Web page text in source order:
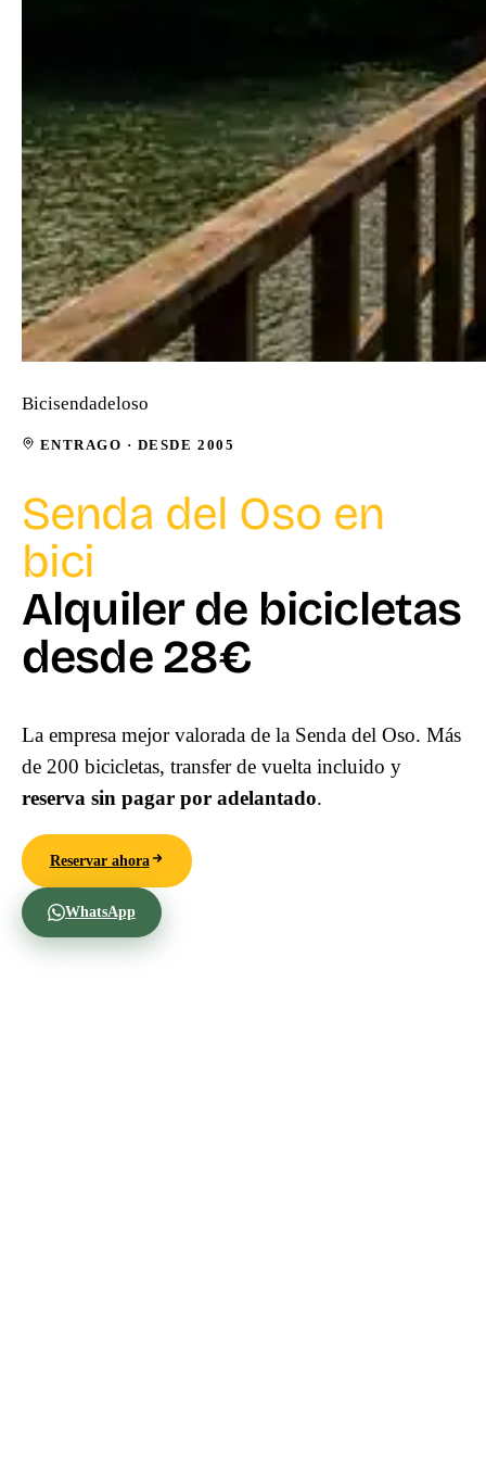
Bicisendadeloso
ENTRAGO · DESDE 2005
Senda del Oso en
bici
Alquiler de bicicletas
desde 28€
La empresa mejor valorada de la Senda del Oso. Más
de 200 bicicletas, transfer de vuelta incluido y
reserva sin pagar por adelantado.
Reservar ahora
WhatsApp